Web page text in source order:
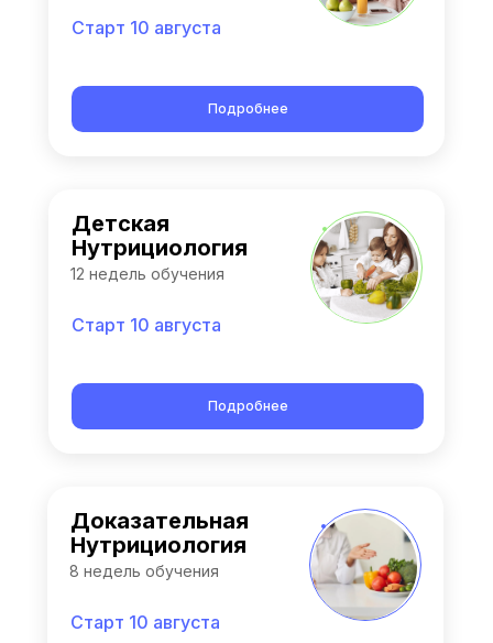
Доказательная
Нутрициология
Старт 10 августа
8 недель обучения
Детская
Нутрициология
Старт 10 августа
Подробнее
12 недель обучения
Старт 10 августа
Подробнее